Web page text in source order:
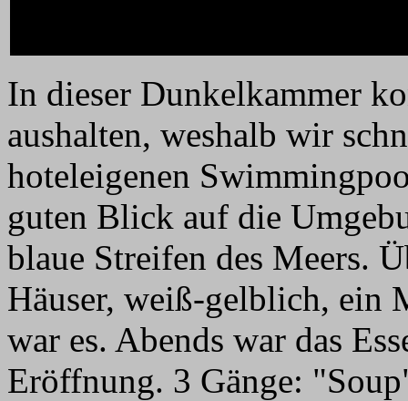
In dieser Dunkelkammer
aushalten, weshalb wir
hoteleigenen
guten Blick auf die
blaue Streifen des Meers.
Häuser, weiß-gelblich, ein
war es. Abends war das
Eröffnung. 3 Gänge: